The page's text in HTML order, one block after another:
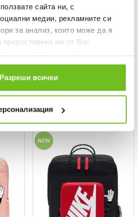
сайта ни, с
медии, рекламните си
за анализ, които може да я
предоставена им от Вас
страна на услугите им.
Разреши всички
1PR - 168
Текуща цена:
12,99 € 25,41 BGN
NEW